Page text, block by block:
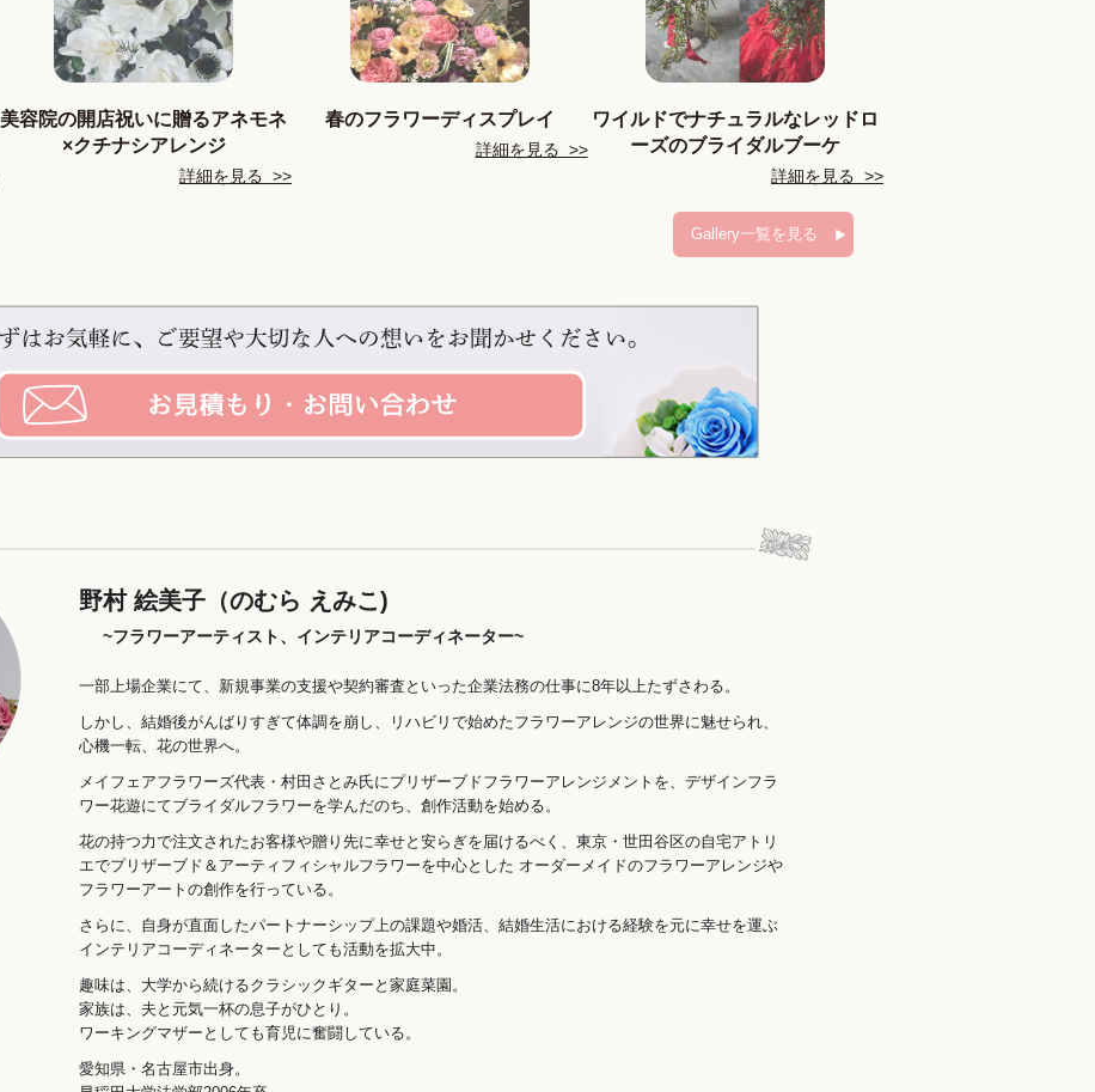
美容院の開店祝いに贈るアネモネ
×クチナシアレンジ
詳細を見る >>
春のフラワーディスプレイ
詳細を見る >>
ワイルドでナチュラルなレッドロ
ーズのブライダルブーケ
詳細を見る >>
Gallery一覧を見る
野村 絵美子（のむら えみこ)
~フラワーアーティスト、インテリアコーディネーター~
一部上場企業にて、新規事業の支援や契約審査といった企業法務の仕事に8年以上たずさわる。
しかし、結婚後がんばりすぎて体調を崩し、リハビリで始めたフラワーアレンジの世界に魅せられ、
心機一転、花の世界へ。
メイフェアフラワーズ代表・村田さとみ氏にプリザーブドフラワーアレンジメントを、デザインフラ
ワー花遊にてブライダルフラワーを学んだのち、創作活動を始める。
花の持つ力で注文されたお客様や贈り先に幸せと安らぎを届けるべく、東京・世田谷区の自宅アトリ
エでプリザーブド＆アーティフィシャルフラワーを中心とした オーダーメイドのフラワーアレンジや
フラワーアートの創作を行っている。
さらに、自身が直面したパートナーシップ上の課題や婚活、結婚生活における経験を元に幸せを運ぶ
インテリアコーディネーターとしても活動を拡大中。
趣味は、大学から続けるクラシックギターと家庭菜園。
家族は、夫と元気一杯の息子がひとり。
ワーキングマザーとしても育児に奮闘している。
愛知県・名古屋市出身。